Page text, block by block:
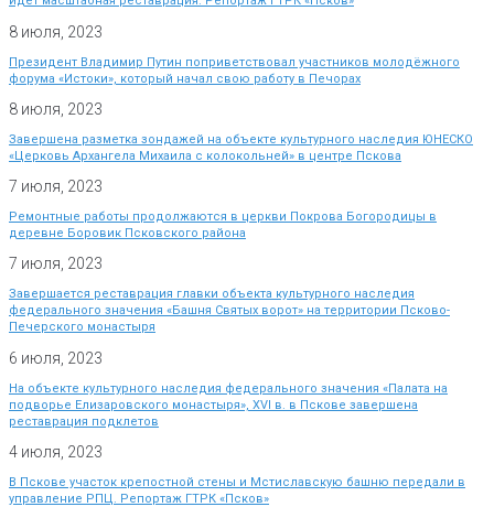
8 июля, 2023
Президент Владимир Путин поприветствовал участников молодёжного
форума «Истоки», который начал свою работу в Печорах
8 июля, 2023
Завершена разметка зондажей на объекте культурного наследия ЮНЕСКО
«Церковь Архангела Михаила с колокольней» в центре Пскова
7 июля, 2023
Ремонтные работы продолжаются в церкви Покрова Богородицы в
деревне Боровик Псковского района
7 июля, 2023
Завершается реставрация главки объекта культурного наследия
федерального значения «Башня Святых ворот» на территории Псково-
Печерского монастыря
6 июля, 2023
На объекте культурного наследия федерального значения «Палата на
подворье Елизаровского монастыря», XVI в. в Пскове завершена
реставрация подклетов
4 июля, 2023
В Пскове участок крепостной стены и Мстиславскую башню передали в
управление РПЦ. Репортаж ГТРК «Псков»